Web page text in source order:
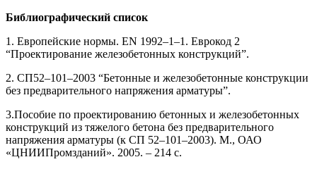
Библиографический список
1. Европейские нормы. EN 1992–1–1. Еврокод 2
“Проектирование железобетонных конструкций”.
2. СП52–101–2003 “Бетонные и железобетонные конструкции
без предварительного напряжения арматуры”.
3.Пособие по проектированию бетонных и железобетонных
конструкций из тяжелого бетона без предварительного
напряжения арматуры (к СП 52–101–2003). М., ОАО
«ЦНИИПромзданий». 2005. – 214 с.